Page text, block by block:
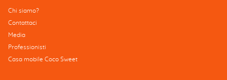
Chi siamo?
Contattaci
Media
Professionisti
Casa mobile Coco Sweet